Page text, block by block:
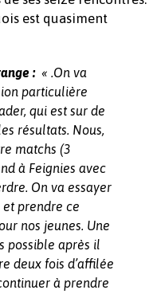
est quasiment
: « .On va
particulière
qui est sur de
résultats. Nous,
matchs (3
à Feignies avec
On va essayer
prendre ce
nos jeunes. Une
possible après il
deux fois d’affilée
à prendre